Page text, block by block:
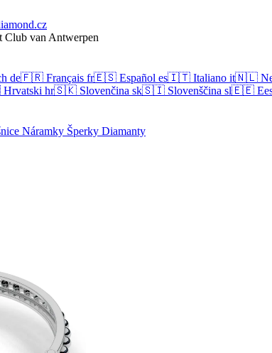
Club van Antwerpen
de🇫🇷 Français fr🇪🇸 Español es🇮🇹 Italiano it🇳🇱
Hrvatski hr🇸🇰 Slovenčina sk🇸🇮 Slovenščina sl🇪🇪
Náramky Šperky Diamanty